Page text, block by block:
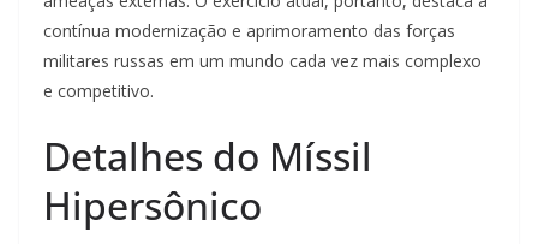
contínua modernização e aprimoramento das forças
militares russas em um mundo cada vez mais complexo
e competitivo.
Detalhes do Míssil
Hipersônico